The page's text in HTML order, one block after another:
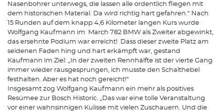
Nasenbohrer unterwegs, die lassen alle ordentlich fliegen mit
dem historischen Material. Da wird richtig hart gefahren.“ Nach
15 Runden auf dem knapp 4,6 Kilometer langen Kurs wurde
Wolfgang Kaufmann im March 782 BMW als Zweiter abgewinkt,
das ersehnte Podium war erreicht! Dass dieser zweite Platz am
seidenen Faden hing und hart erkämpft war, gestand
Kaufmann im Ziel: „In der zweiten Rennhälfte ist der vierte Gang
immer wieder rausgesprungen, ich musste den Schalthebel
festhalten. Aber es hat noch gereicht!“
Insgesamt zog Wolfgang Kaufmann ein mehr als positives
Resümee zur Bosch Historic. „Das war eine tolle Veranstaltung
vor einer wahnsinnigen Kulisse mit vielen Zuschauern. Und die